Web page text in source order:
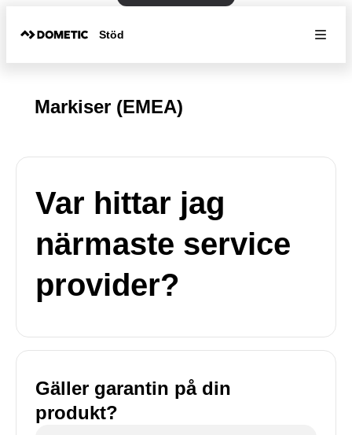
Stöd
Markiser (EMEA)
Var hittar jag
närmaste service
provider?
Gäller garantin på din
produkt?